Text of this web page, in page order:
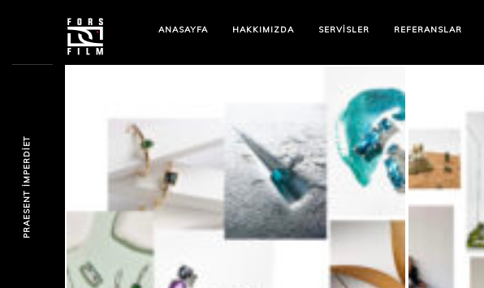
ANASAYFA HAKKIMIZDA SERVİSLER REFERANSLAR
PRAESENT IMPERDIET